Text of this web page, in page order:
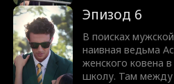
парень ослеп из-
предлагает
зрение, а Нейт
Но юную ведьму
ведь спать вместе
что она думала!
Эпизод 6
В поисках
наивная ведьма
женского ковена
школу. Там между